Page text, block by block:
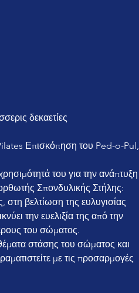
δεκαετίες
Επισκόπηση του Ped-o-Pul,
του για την ανάπτυξη
Σπονδυλικής Στήλης:
βελτίωση της ευλυγισίας
την ευελιξία της από την
του σώματος.
στάσης του σώματος και
με τις προσαρμογές